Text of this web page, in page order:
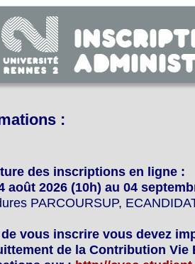
:
des inscriptions en ligne :
août 2026 (10h) au 04
PARCOURSUP,
vous inscrire vous devez
de la Contribution Vie